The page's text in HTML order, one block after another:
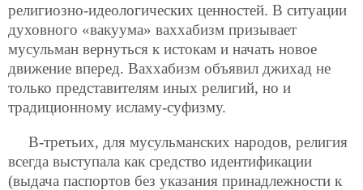
религиозно-идеологических ценностей. В ситуации
духовного «вакуума» ваххабизм призывает
мусульман вернуться к истокам и начать новое
движение вперед. Ваххабизм объявил джихад не
только представителям иных религий, но и
традиционному исламу-суфизму.
В-третьих, для мусульманских народов, религия
всегда выступала как средство идентификации
(выдача паспортов без указания принадлежности к